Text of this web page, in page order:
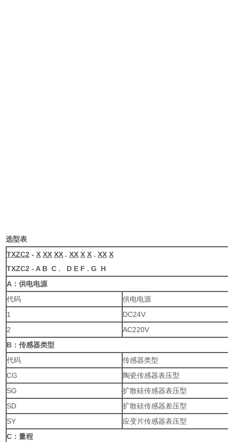
选型表
TXZC2 -X XX XX .XX X X .XX X
TXZC2 - A B C . D E F . G H
A ：供电电源
代码
供电电源
1
DC24V
2
AC220V
B ：传感器类型
代码
传感器类型
CG
陶瓷传感器表压型
SG
扩散硅传感器表压型
SD
扩散硅传感器差压型
SY
应变片传感器表压型
C ：量程